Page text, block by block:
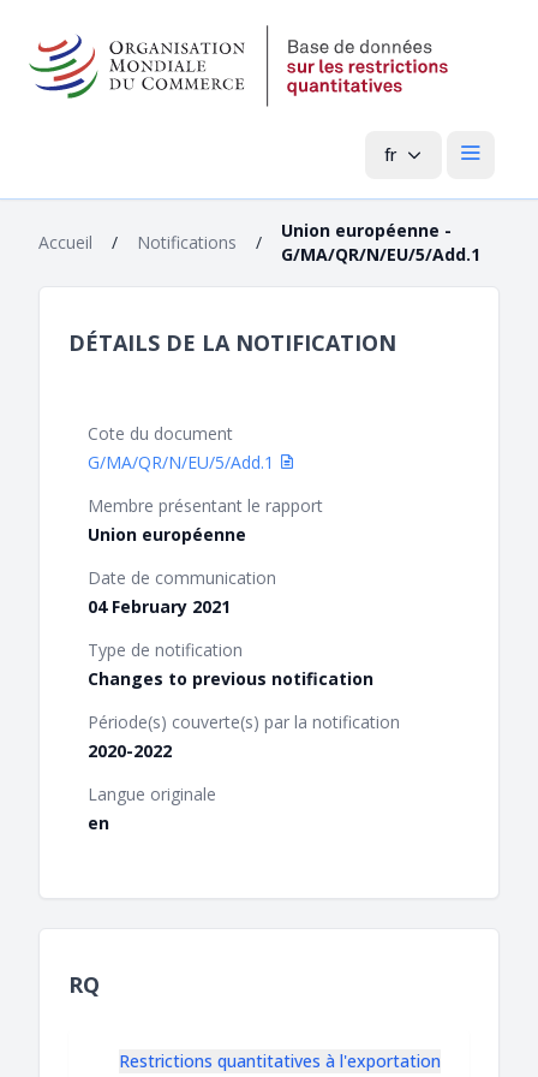
fr Menu
Accueil / Notifications /
Union européenne -
G/MA/QR/N/EU/5/Add.1
DÉTAILS DE LA NOTIFICATION
Cote du document
G/MA/QR/N/EU/5/Add.1
Membre présentant le rapport
Union européenne
Date de communication
04 February 2021
Type de notification
Changes to previous notification
Période(s) couverte(s) par la notification
2020-2022
Langue originale
en
RQ
Restrictions quantitatives à l'exportation